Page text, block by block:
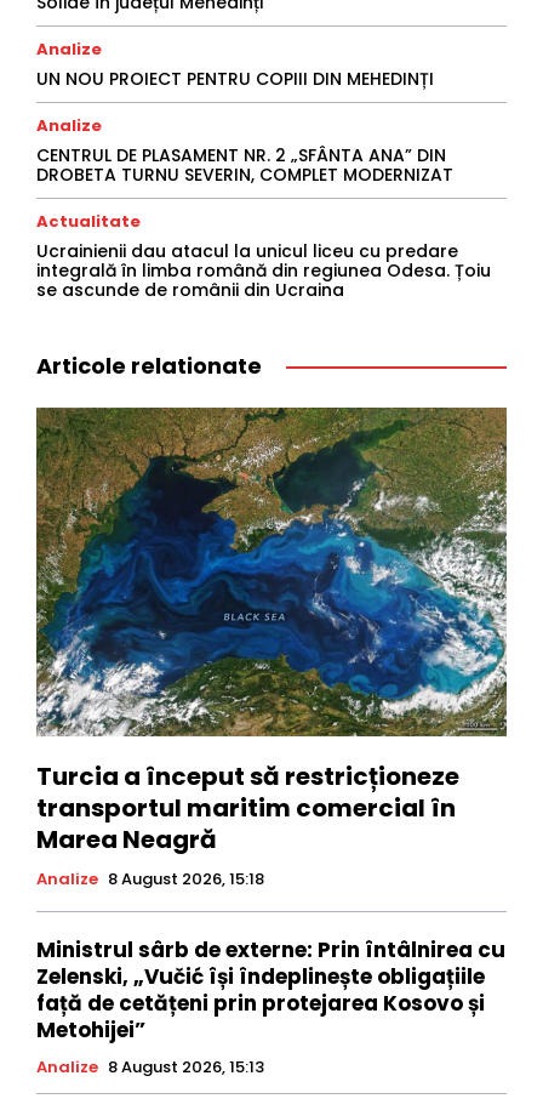
Analize
UN NOU PROIECT PENTRU COPIII DIN MEHEDINȚI
Analize
CENTRUL DE PLASAMENT NR. 2 „SFÂNTA ANA” DIN
DROBETA TURNU SEVERIN, COMPLET MODERNIZAT
Actualitate
Ucrainienii dau atacul la unicul liceu cu predare
integrală în limba română din regiunea Odesa. Țoiu
se ascunde de românii din Ucraina
Articole relationate
Turcia a început să restricționeze
transportul maritim comercial în
Marea Neagră
Analize 8 August 2026, 15:18
Ministrul sârb de externe: Prin întâlnirea cu
Zelenski, „Vučić își îndeplinește obligațiile
față de cetățeni prin protejarea Kosovo și
Metohijei”
Analize 8 August 2026, 15:13